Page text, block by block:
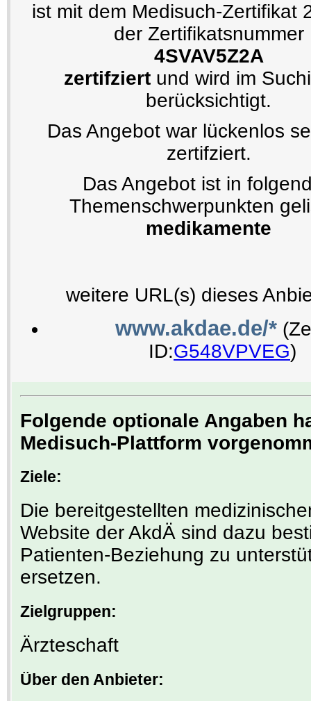
ist mit dem Medisuch-Zertifikat
der Zertifikatsnummer
4SVAV5Z2A
zertifziertund wird im
berücksichtigt.
Das Angebot war lückenlos
zertifziert.
Das Angebot ist in
Themenschwerpunkten
medikamente
weitere URL(s) dieses
www.akdae.de/*
ID:G548VPVEG)
Folgende optionale Angaben
Medisuch-Plattform
Ziele:
Die bereitgestellten
Website der AkdÄ sind dazu
Patienten-Beziehung zu
ersetzen.
Zielgruppen:
Ärzteschaft
Über den Anbieter: